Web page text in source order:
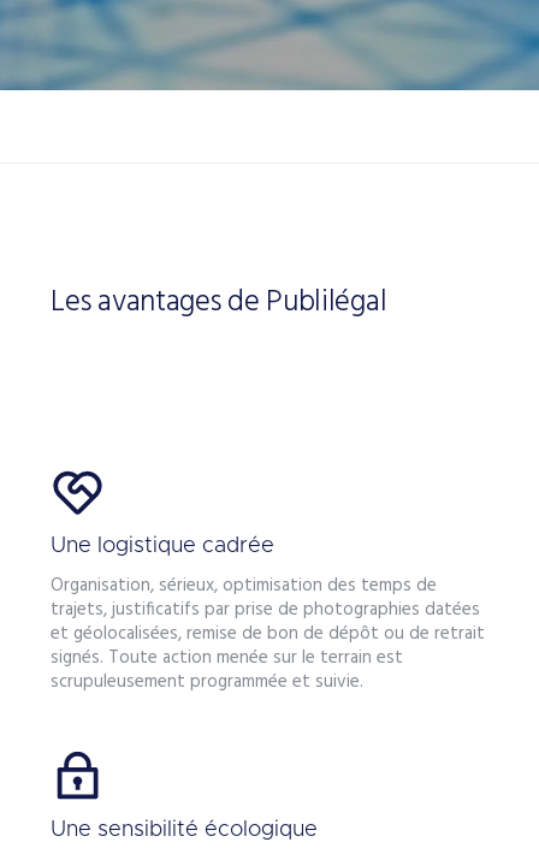
Les avantages de Publilégal
Une logistique cadrée
Organisation, sérieux, optimisation des temps de
trajets, justificatifs par prise de photographies datées
et géolocalisées, remise de bon de dépôt ou de retrait
signés. Toute action menée sur le terrain est
scrupuleusement programmée et suivie.
Une sensibilité écologique